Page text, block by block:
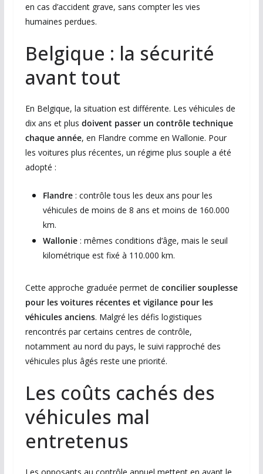
en cas d’accident grave, sans compter les vies
humaines perdues.
Belgique : la sécurité
avant tout
En Belgique, la situation est différente. Les véhicules de
dix ans et plus doivent passer un contrôle technique
chaque année, en Flandre comme en Wallonie. Pour
les voitures plus récentes, un régime plus souple a été
adopté :
Flandre: contrôle tous les deux ans pour les
véhicules de moins de 8 ans et moins de 160.000
km.
Wallonie: mêmes conditions d’âge, mais le seuil
kilométrique est fixé à 110.000 km.
Cette approche graduée permet de concilier souplesse
pour les voitures récentes et vigilance pour les
véhicules anciens. Malgré les défis logistiques
rencontrés par certains centres de contrôle,
notamment au nord du pays, le suivi rapproché des
véhicules plus âgés reste une priorité.
Les coûts cachés des
véhicules mal
entretenus